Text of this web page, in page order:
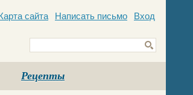
сайта Написать письмо Вход
Рецепты